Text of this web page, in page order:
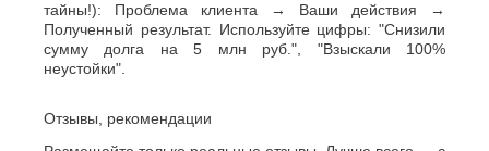
тайны!): Проблема клиента → Ваши действия →
Полученный результат. Используйте цифры: "Снизили
сумму долга на 5 млн руб.", "Взыскали 100%
неустойки".
Отзывы, рекомендации